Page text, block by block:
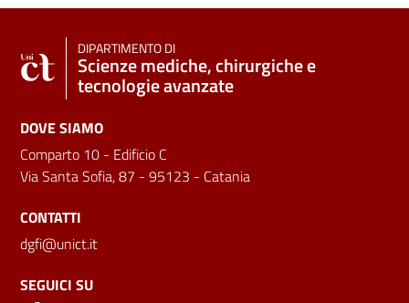
DIPARTIMENTO DI
Scienze mediche, chirurgiche e
tecnologie avanzate
DOVE SIAMO
Comparto 10 - Edificio C
Via Santa Sofia, 87 - 95123 - Catania
CONTATTI
dgfi@unict.it
SEGUICI SU